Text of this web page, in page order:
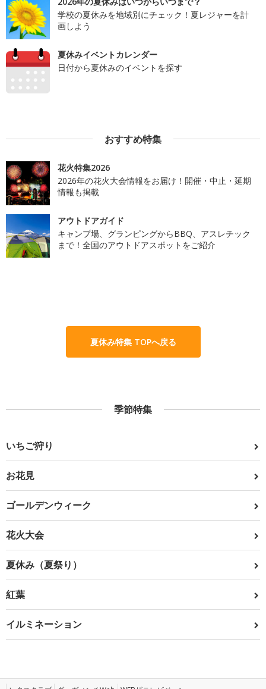
学校の夏休みを地域別にチェック！夏レジャーを計
画しよう
夏休みイベントカレンダー
日付から夏休みのイベントを探す
おすすめ特集
花火特集2026
2026年の花火大会情報をお届け！開催・中止・延期
情報も掲載
アウトドアガイド
キャンプ場、グランピングからBBQ、アスレチック
まで！全国のアウトドアスポットをご紹介
夏休み特集 TOPへ戻る
季節特集
いちご狩り
お花見
ゴールデンウィーク
花火大会
夏休み（夏祭り）
紅葉
イルミネーション